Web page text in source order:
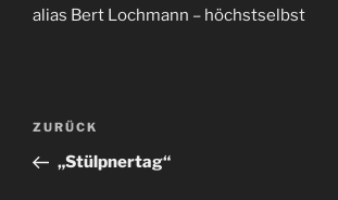
alias Bert Lochmann – höchstselbst
Beitragsnavigation
Vorheriger
Beitrag
ZURÜCK
„Stülpnertag“